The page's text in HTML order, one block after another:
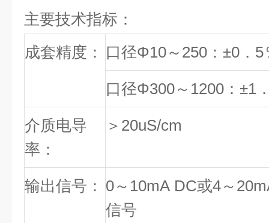
主要技术指标：
成套精度： 口径Φ10～250：±0．
口径Φ300～1200：±1
介质电导
率：
＞20uS/cm
输出信号： 0～10mA DC或4～
信号